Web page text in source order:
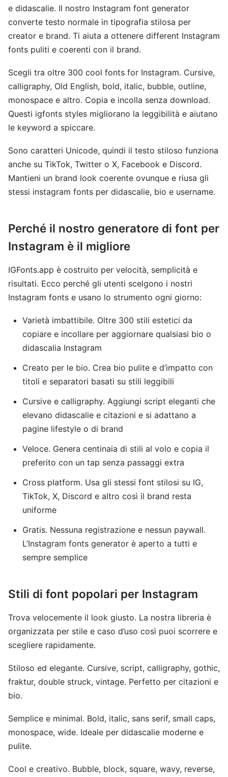
e didascalie. Il nostro Instagram font generator
converte testo normale in tipografia stilosa per
creator e brand. Ti aiuta a ottenere different Instagram
fonts puliti e coerenti con il brand.
Scegli tra oltre 300 cool fonts for Instagram. Cursive,
calligraphy, Old English, bold, italic, bubble, outline,
monospace e altro. Copia e incolla senza download.
Questi igfonts styles migliorano la leggibilità e aiutano
le keyword a spiccare.
Sono caratteri Unicode, quindi il testo stiloso funziona
anche su TikTok, Twitter o X, Facebook e Discord.
Mantieni un brand look coerente ovunque e riusa gli
stessi instagram fonts per didascalie, bio e username.
Perché il nostro generatore di font per
Instagram è il migliore
IGFonts.app è costruito per velocità, semplicità e
risultati. Ecco perché gli utenti scelgono i nostri
Instagram fonts e usano lo strumento ogni giorno:
Varietà imbattibile. Oltre 300 stili estetici da
copiare e incollare per aggiornare qualsiasi bio o
didascalia Instagram
Creato per le bio. Crea bio pulite e d’impatto con
titoli e separatori basati su stili leggibili
Cursive e calligraphy. Aggiungi script eleganti che
elevano didascalie e citazioni e si adattano a
pagine lifestyle o di brand
Veloce. Genera centinaia di stili al volo e copia il
preferito con un tap senza passaggi extra
Cross platform. Usa gli stessi font stilosi su IG,
TikTok, X, Discord e altro così il brand resta
uniforme
Gratis. Nessuna registrazione e nessun paywall.
L’Instagram fonts generator è aperto a tutti e
sempre semplice
Stili di font popolari per Instagram
Trova velocemente il look giusto. La nostra libreria è
organizzata per stile e caso d’uso così puoi scorrere e
scegliere rapidamente.
Stiloso ed elegante. Cursive, script, calligraphy, gothic,
fraktur, double struck, vintage. Perfetto per citazioni e
bio.
Semplice e minimal. Bold, italic, sans serif, small caps,
monospace, wide. Ideale per didascalie moderne e
pulite.
Cool e creativo. Bubble, block, square, wavy, reverse,